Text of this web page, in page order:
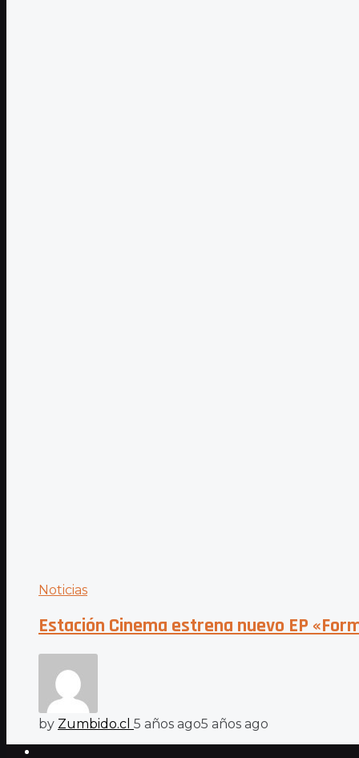
Noticias
Estación Cinema estrena nuevo EP
by Zumbido.cl 5 años ago5 años ago